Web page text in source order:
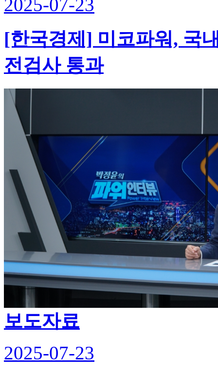
2025-07-23
[한국경제] 미코파워, 국
전검사 통과
보도자료
2025-07-23